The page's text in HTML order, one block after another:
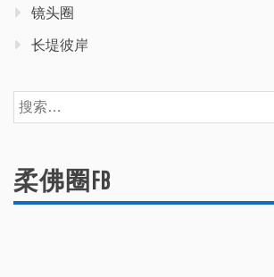
镜头圈
长堤彼岸
搜
索：
柔佛圈FB